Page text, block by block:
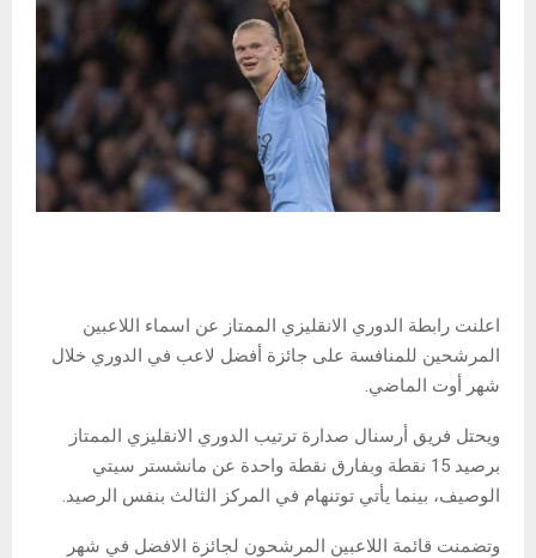
اعلنت رابطة الدوري الانقليزي الممتاز عن اسماء اللاعبين
المرشحين للمنافسة على جائزة أفضل لاعب في الدوري خلال
شهر أوت الماضي.
ويحتل فريق أرسنال صدارة ترتيب الدوري الانقليزي​ الممتاز
برصيد 15 نقطة وبفارق نقطة واحدة عن مانشستر سيتي
الوصيف، بينما يأتي توتنهام في المركز الثالث بنفس الرصيد.
وتضمنت قائمة اللاعبين المرشحون لجائزة الافضل في شهر